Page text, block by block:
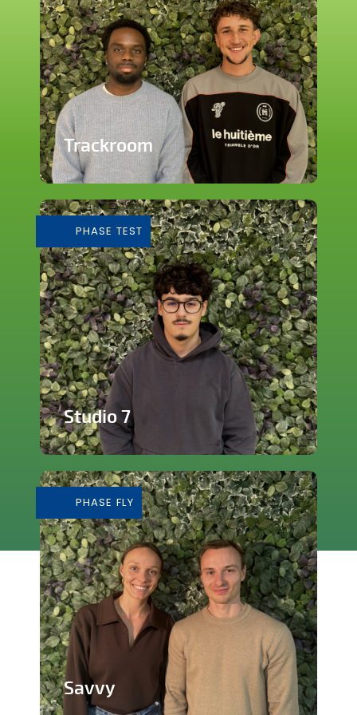
Trackroom
immersive
En savoir plus
PHASE TEST
Studio 7
de musique
En savoir plus
PHASE FLY
Savvy